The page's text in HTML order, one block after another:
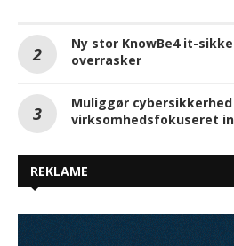
Ny stor KnowBe4 it-
overrasker
Muliggør
virksomhedsfokuseret
REKLAME